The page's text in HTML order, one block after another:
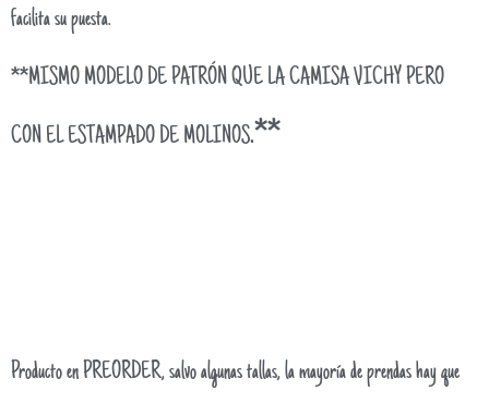
facilita su puesta.
**MISMO MODELO DE PATRÓN QUE LA CAMISA VICHY PERO
CON EL ESTAMPADO DE MOLINOS.**
Producto en PREORDER, salvo algunas tallas, la mayoría de prendas hay que